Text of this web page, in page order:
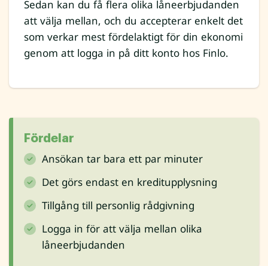
Sedan kan du få flera olika låneerbjudanden
att välja mellan, och du accepterar enkelt det
som verkar mest fördelaktigt för din ekonomi
genom att logga in på ditt konto hos Finlo.
Fördelar
Ansökan tar bara ett par minuter
Det görs endast en kreditupplysning
Tillgång till personlig rådgivning
Logga in för att välja mellan olika
låneerbjudanden